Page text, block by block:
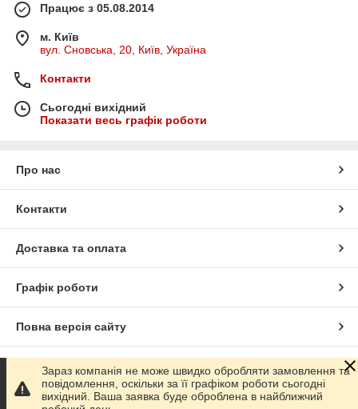
Працює з 05.08.2014
м. Київ
вул. Сновська, 20, Київ, Україна
Контакти
Сьогодні вихідний
Показати весь графік роботи
Про нас
Контакти
Доставка та оплата
Графік роботи
Повна версія сайту
Сайт створено на маркетплейсі Prom.ua
Політика конфіденційності
Зараз компанія не може швидко обробляти замовлення та
повідомлення, оскільки за її графіком роботи сьогодні
вихідний. Ваша заявка буде оброблена в найближчий